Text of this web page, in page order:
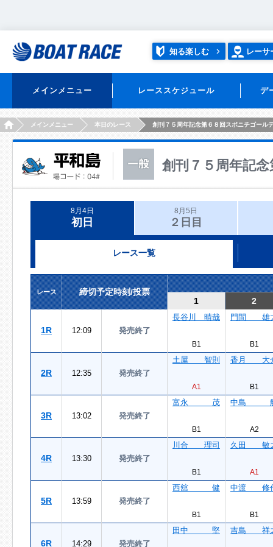
知る楽しむ レーサ
メインメニュー レーススケジュール デ
HOMEメインメニュー 本日のレース 創刊７５周年記念第６８回スポニチゴール
創刊７５周年記
8月4日
初日
8月5日
２日目
レース一覧
レース
締切予定時刻/投票
1
2
1R 12:09 発売終了
長谷川 晴哉
B1
門間 雄
B1
2R 12:35 発売終了
土屋 智則
A1
香月 大
B1
3R 13:02 発売終了
富永 茂
B1
中島
A2
4R 13:30 発売終了
川合 理司
B1
久田 敏
A1
5R 13:59 発売終了
西舘 健
B1
中渡 修
B1
6R 14:29 発売終了
田中 堅 吉島 祥